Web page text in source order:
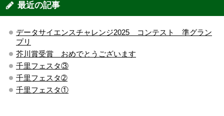
最近の記事
データサイエンスチャレンジ2025 コンテスト 準グラン
プリ
芥川賞受賞 おめでとうございます
千里フェスタ③
千里フェスタ➁
千里フェスタ①